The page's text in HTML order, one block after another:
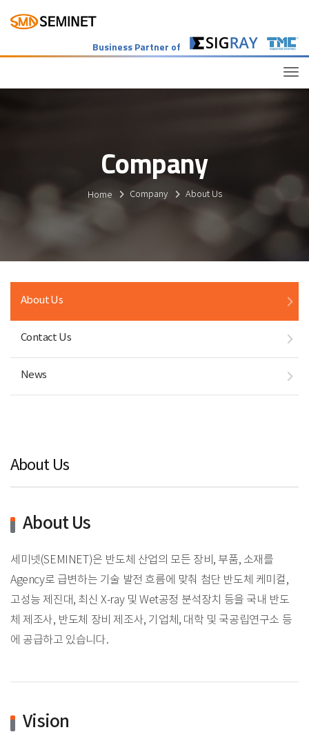
Business Partner of
Company
Home Company About Us
About Us
Contact Us
News
About Us
About Us
세미넷(SEMINET)은 반도체 산업의 모든 장비, 부품, 소재를
Agency로 급변하는 기술 발전 흐름에 맞춰 첨단 반도체 케미컬,
고성능 제진대, 최신 X-ray 및 Wet공정 분석장치 등을 국내 반도
체 제조사, 반도체 장비 제조사, 기업체, 대학 및 국공립연구소 등
에 공급하고 있습니다.
Vision